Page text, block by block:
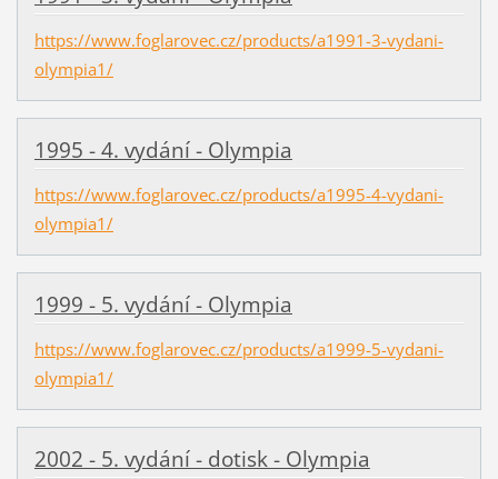
https://www.foglarovec.cz/products/a1991-3-vydani-
olympia1/
1995 - 4. vydání - Olympia
https://www.foglarovec.cz/products/a1995-4-vydani-
olympia1/
1999 - 5. vydání - Olympia
https://www.foglarovec.cz/products/a1999-5-vydani-
olympia1/
2002 - 5. vydání - dotisk - Olympia